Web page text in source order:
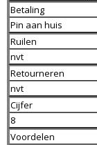
Betaling
Pin aan huis
Ruilen
nvt
Retourneren
nvt
Cijfer
8
Voordelen